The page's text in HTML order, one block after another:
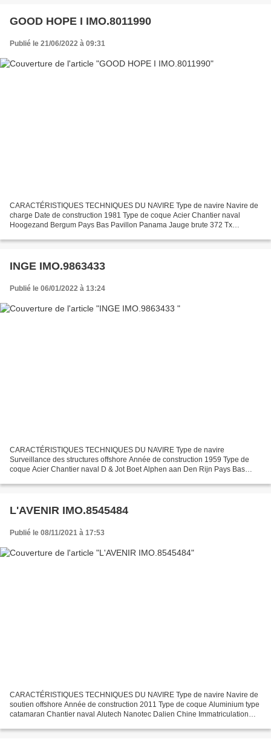
GOOD HOPE I IMO.8011990
Publié le 21/06/2022 à 09:31
CARACTÉRISTIQUES TECHNIQUES DU NAVIRE Type de navire Navire de
charge Date de construction 1981 Type de coque Acier Chantier naval
Hoogezand Bergum Pays Bas Pavillon Panama Jauge brute 372 Tx
INGE IMO.9863433
Publié le 06/01/2022 à 13:24
CARACTÉRISTIQUES TECHNIQUES DU NAVIRE Type de navire
Surveillance des structures offshore Année de construction 1959 Type de
coque Acier Chantier naval D & Jot Boet Alphen aan Den Rijn Pays Bas
L'AVENIR IMO.8545484
Publié le 08/11/2021 à 17:53
CARACTÉRISTIQUES TECHNIQUES DU NAVIRE Type de navire Navire de
soutien offshore Année de construction 2011 Type de coque Aluminium type
catamaran Chantier naval Alutech Nanotec Dalien Chine Immatriculation